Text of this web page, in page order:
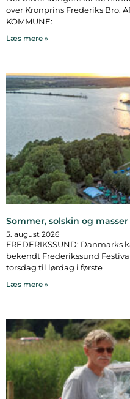
over Kronprins Frederiks Bro.
KOMMUNE:
Læs mere »
Sommer, solskin og
5. august 2026
FREDERIKSSUND:
bekendt Frederikssund
torsdag til lørdag i første
Læs mere »